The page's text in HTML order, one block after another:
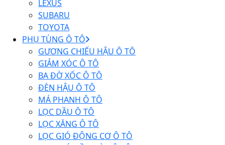
LEXUS
SUBARU
TOYOTA
PHỤ TÙNG Ô TÔ
GƯƠNG CHIẾU HẬU Ô TÔ
GIẢM XÓC Ô TÔ
BA ĐỜ XỐC Ô TÔ
ĐÈN HẬU Ô TÔ
MÁ PHANH Ô TÔ
LỌC DẦU Ô TÔ
LỌC XĂNG Ô TÔ
LỌC GIÓ ĐỘNG CƠ Ô TÔ